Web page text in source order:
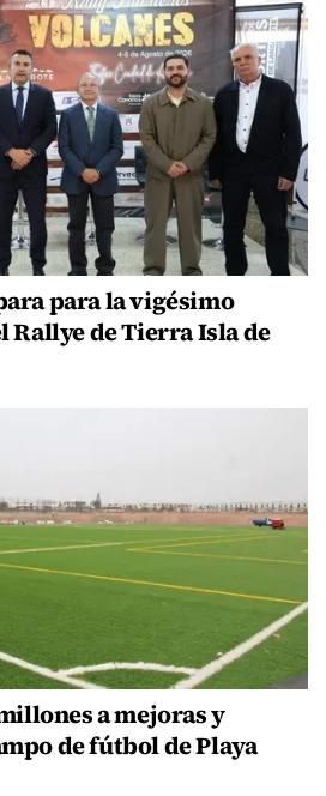
para la vigésimo
Rallye de Tierra Isla de
a mejoras y
de fútbol de Playa